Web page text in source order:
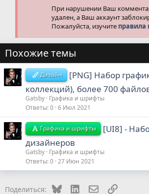
При нарушении Ваш
удален, а Ваш аккаунт
Пожалуйста, изучите правила
Похожие темы
Дизайн
[PNG] Набор
коллекций), более 700
Gatsby Графика и шрифты
Ответы 0 6 Июл 2021
Графика и шрифты
[UI8] -
дизайнеров
Gatsby Графика и шрифты
Ответы 0 27 Июн 2021
Поделиться: Bluesky LinkedInЭлектронная
Ссылка